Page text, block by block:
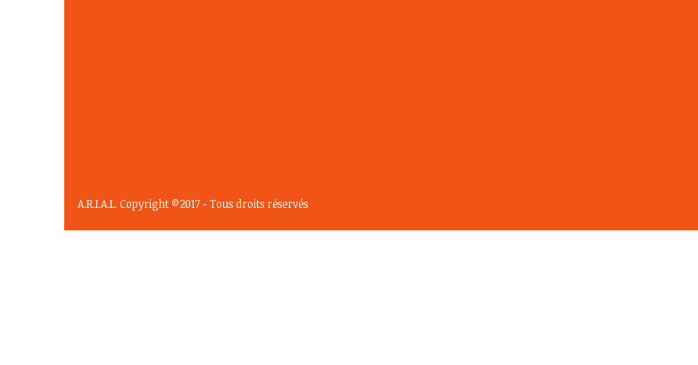
A.R.I.A.L. Copyright ©2017 - Tous droits réservés